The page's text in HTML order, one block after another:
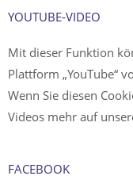
YOUTUBE-VIDEO
Mit dieser Funktion
Plattform „YouTube“
Wenn Sie diesen
Videos mehr auf
FACEBOOK